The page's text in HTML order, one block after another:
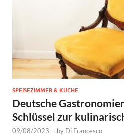
SPEISEZIMMER & KÜCHE
Deutsche
Schlüssel zur
09/08/2023 - by Di Francesco